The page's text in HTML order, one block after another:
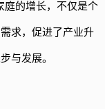
庭的增长，不仅是个
求，促进了产业升
与发展。